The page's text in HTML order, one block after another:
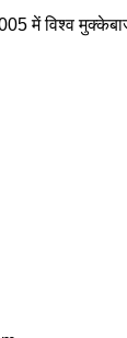
में विश्व